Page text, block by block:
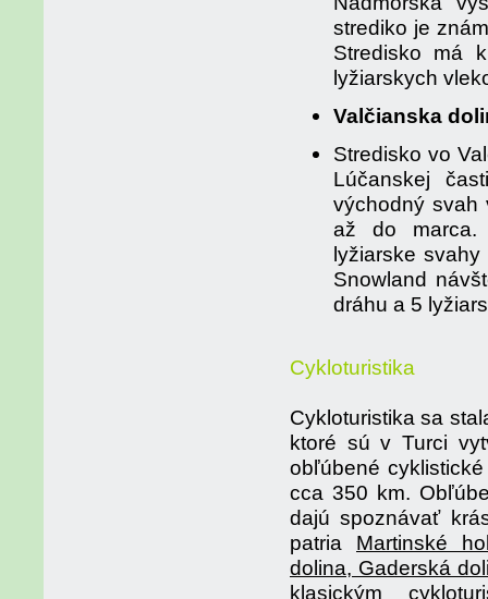
strediko je
Stredisko má
lyžiarskych
Valčianska
Stredisko vo
Lúčanskej
východný svah
až do marca.
lyžiarske
Snowland
dráhu a 5
Cykloturistika
Cykloturistika sa
ktoré sú v Turci
obľúbené
cca 350 km.
dajú spoznávať
patria Martinské
dolina, Gaderská
klasickým